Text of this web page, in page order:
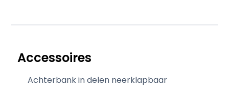
Accessoires
Achterbank in delen neerklapbaar